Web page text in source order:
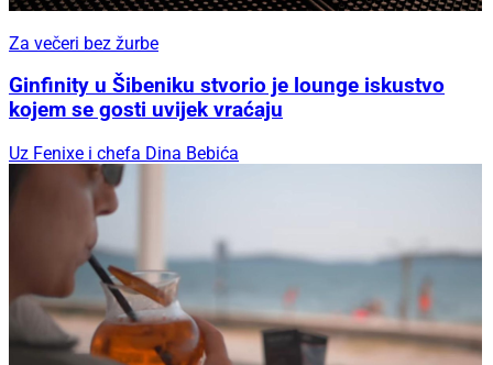
Za večeri bez žurbe
Ginfinity u Šibeniku stvorio je lounge iskustvo
kojem se gosti uvijek vraćaju
Uz Fenixe i chefa Dina Bebića